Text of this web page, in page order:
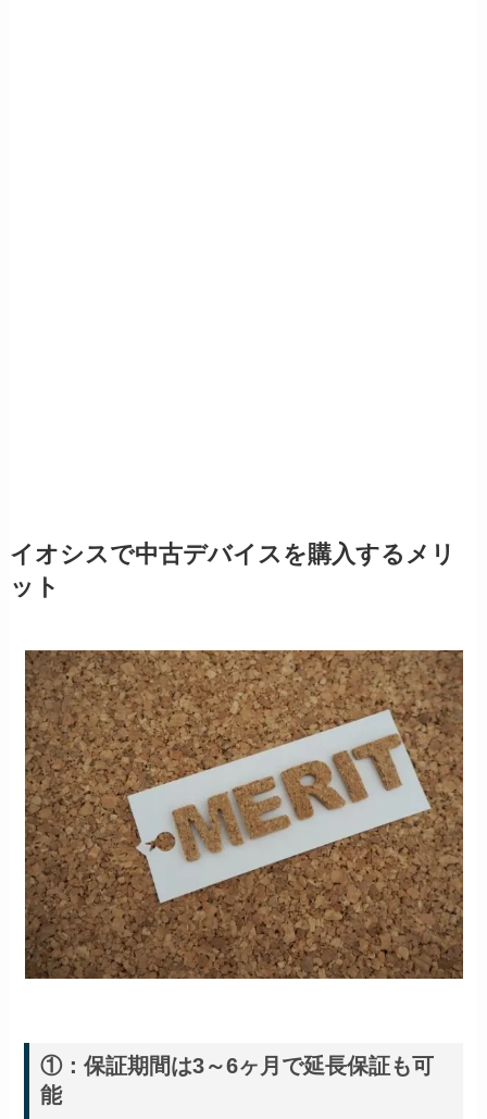
イオシスで中古デバイスを購入するメリ
ット
①：保証期間は3～6ヶ月で延長保証も可
能